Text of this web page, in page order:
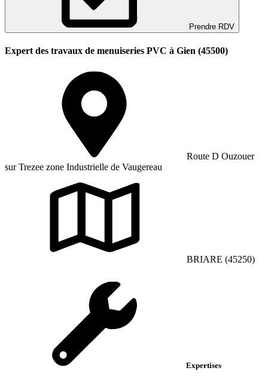
Prendre RDV
Expert des travaux de menuiseries PVC à Gien (45500)
Route D Ouzouer
sur Trezee zone Industrielle de Vaugereau
BRIARE (45250)
Expertises